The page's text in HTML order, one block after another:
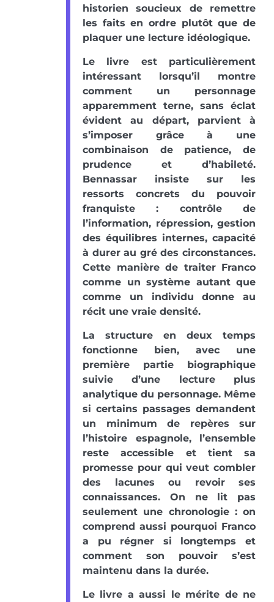
historien soucieux de remettre
les faits en ordre plutôt que de
plaquer une lecture idéologique.
Le livre est particulièrement
intéressant lorsqu’il montre
comment un personnage
apparemment terne, sans éclat
évident au départ, parvient à
s’imposer grâce à une
combinaison de patience, de
prudence et d’habileté.
Bennassar insiste sur les
ressorts concrets du pouvoir
franquiste : contrôle de
l’information, répression, gestion
des équilibres internes, capacité
à durer au gré des circonstances.
Cette manière de traiter Franco
comme un système autant que
comme un individu donne au
récit une vraie densité.
La structure en deux temps
fonctionne bien, avec une
première partie biographique
suivie d’une lecture plus
analytique du personnage. Même
si certains passages demandent
un minimum de repères sur
l’histoire espagnole, l’ensemble
reste accessible et tient sa
promesse pour qui veut combler
des lacunes ou revoir ses
connaissances. On ne lit pas
seulement une chronologie : on
comprend aussi pourquoi Franco
a pu régner si longtemps et
comment son pouvoir s’est
maintenu dans la durée.
Le livre a aussi le mérite de ne